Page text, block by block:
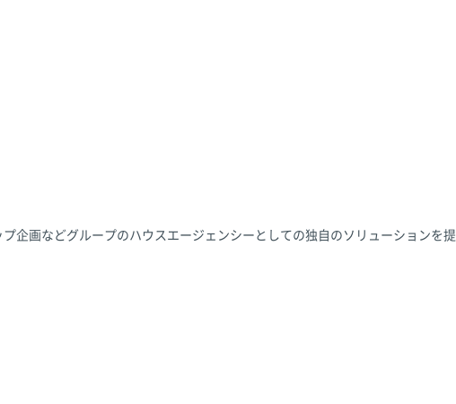
企画などグループのハウスエージェンシーとしての独自のソリューションを提